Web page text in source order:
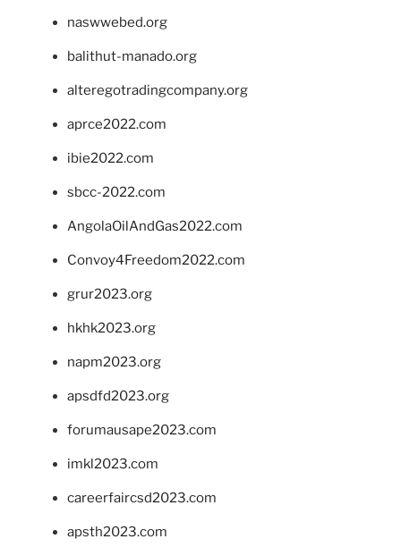
naswwebed.org
balithut-manado.org
alteregotradingcompany.org
aprce2022.com
ibie2022.com
sbcc-2022.com
AngolaOilAndGas2022.com
Convoy4Freedom2022.com
grur2023.org
hkhk2023.org
napm2023.org
apsdfd2023.org
forumausape2023.com
imkl2023.com
careerfaircsd2023.com
apsth2023.com